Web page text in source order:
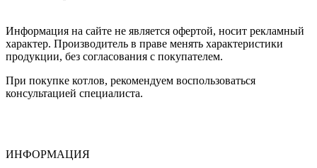
Информация на сайте не является офертой, носит рекламный
характер. Производитель в праве менять характеристики
продукции, без согласования с покупателем.
При покупке котлов, рекомендуем воспользоваться
консультацией специалиста.
ИНФОРМАЦИЯ